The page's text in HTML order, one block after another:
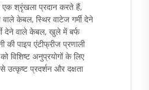
एक श्रृंखला प्रदान करते हैं,
केबल, स्थिर वाटेज गर्मी देने
देने वाले केबल, खुले में बर्फ
की पाइप एंटीफ्रीज प्रणाली
विशिष्ट अनुप्रयोगों के लिए
उत्कृष्ट प्रदर्शन और दक्षता